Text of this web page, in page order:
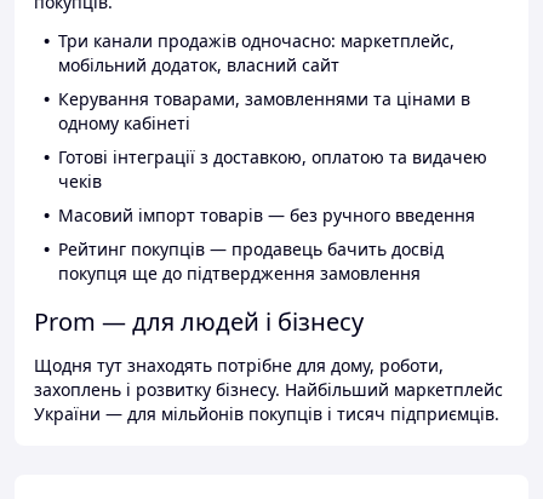
Три канали продажів одночасно: маркетплейс,
мобільний додаток, власний сайт
Керування товарами, замовленнями та цінами в
одному кабінеті
Готові інтеграції з доставкою, оплатою та видачею
чеків
Масовий імпорт товарів — без ручного введення
Рейтинг покупців — продавець бачить досвід
покупця ще до підтвердження замовлення
Prom — для людей і бізнесу
Щодня тут знаходять потрібне для дому, роботи,
захоплень і розвитку бізнесу. Найбільший маркетплейс
України — для мільйонів покупців і тисяч підприємців.